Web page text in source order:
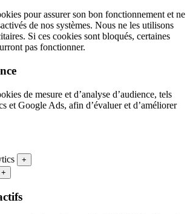
pour assurer son bon fonctionnement et ne
de nos systèmes. Nous ne les utilisons
Si ces cookies sont bloqués, certaines
pas fonctionner.
de mesure et d’analyse d’audience, tels
et Google Ads, afin d’évaluer et d’améliorer
+
+